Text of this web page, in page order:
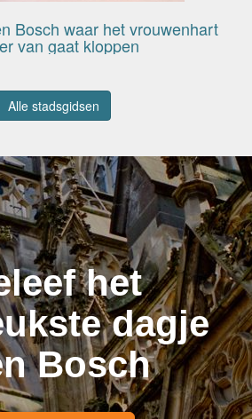
Bosch waar het vrouwenhart
van gaat kloppen
Alle stadsgidsen
het
dagje
Bosch